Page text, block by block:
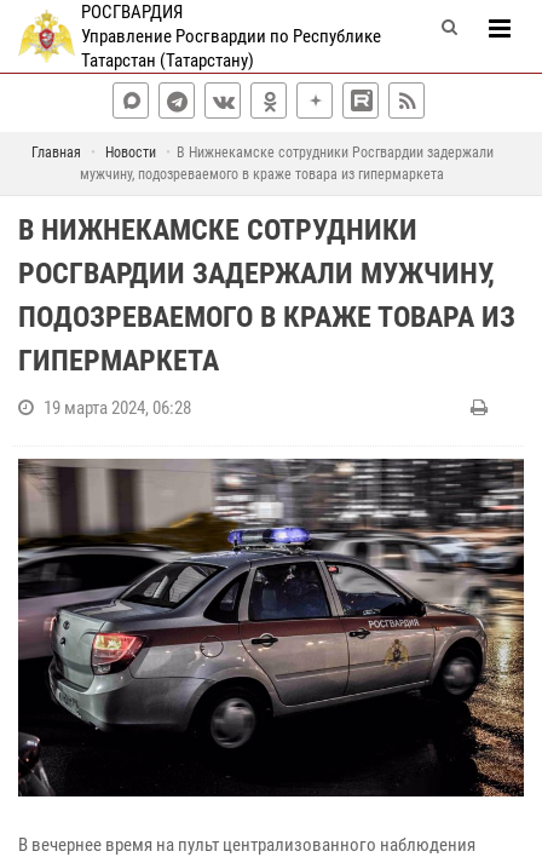
РОСГВАРДИЯ
Управление Росгвардии по Республике
Татарстан (Татарстану)
Главная Новости
В Нижнекамске сотрудники Росгвардии задержали
мужчину, подозреваемого в краже товара из гипермаркета
В НИЖНЕКАМСКЕ СОТРУДНИКИ
РОСГВАРДИИ ЗАДЕРЖАЛИ МУЖЧИНУ,
ПОДОЗРЕВАЕМОГО В КРАЖЕ ТОВАРА ИЗ
ГИПЕРМАРКЕТА
19 марта 2024, 06:28
В вечернее время на пульт централизованного наблюдения